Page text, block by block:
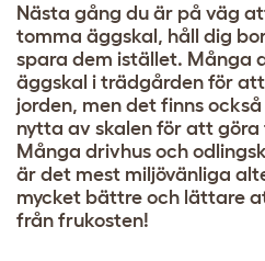
Nästa gång du är på väg
tomma äggskal, håll dig
spara dem istället. Många
äggskal i trädgården för
jorden, men det finns
nytta av skalen för att
Många drivhus och
är det mest miljövänliga
mycket bättre och lättare
från frukosten!